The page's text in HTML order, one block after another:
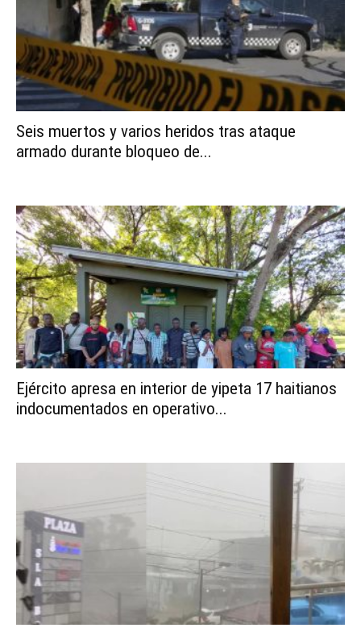
Seis muertos y varios heridos tras ataque
armado durante bloqueo de...
Ejército apresa en interior de yipeta 17 haitianos
indocumentados en operativo...